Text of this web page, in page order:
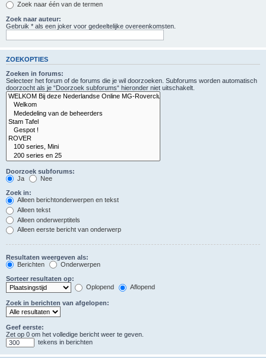
Zoek naar één van de termen
Zoek naar auteur:
Gebruik * als een joker voor gedeeltelijke overeenkomsten.
ZOEKOPTIES
Zoeken in forums:
Selecteer het forum of de forums die je wil doorzoeken. Subforums worden automatisch
doorzocht als je “Doorzoek subforums“ hieronder niet uitschakelt.
Doorzoek subforums:
Ja
Nee
Zoek in:
Alleen berichtonderwerpen en tekst
Alleen tekst
Alleen onderwerptitels
Alleen eerste bericht van onderwerp
Resultaten weergeven als:
Berichten
Onderwerpen
Sorteer resultaten op:
Oplopend
Aflopend
Zoek in berichten van afgelopen:
Geef eerste:
Zet op 0 om het volledige bericht weer te geven.
tekens in berichten